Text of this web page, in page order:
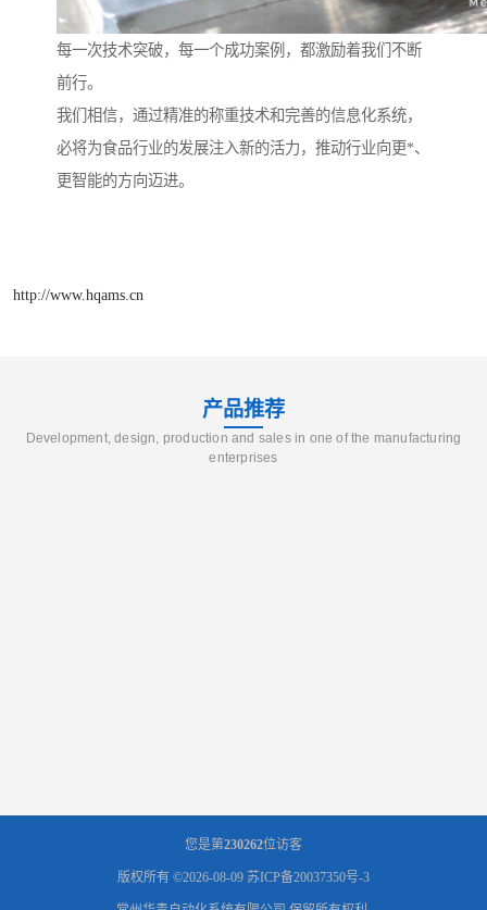
每一次技术突破，每一个成功案例，都激励着我们不断
前行。
我们相信，通过精准的称重技术和完善的信息化系统，
必将为食品行业的发展注入新的活力，推动行业向更*、
更智能的方向迈进。
http://www.hqams.cn
产品推荐
Development, design, production and sales in one of the manufacturing
enterprises
您是第230262位访客
版权所有 ©2026-08-09 苏ICP备20037350号-3